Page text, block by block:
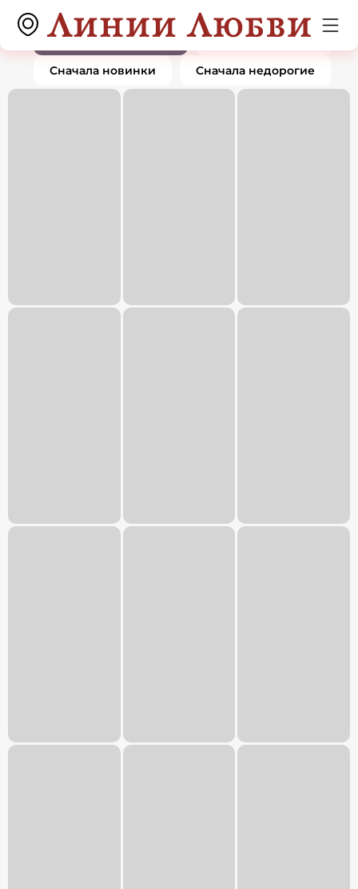
Серьги0 товаров
По популярности
Сначала дорогие
Сначала новинки Сначала недорогие